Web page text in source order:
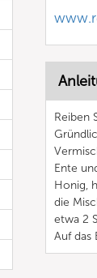
Reiben
Ente
Honig,
die
etwa 2
Auf das